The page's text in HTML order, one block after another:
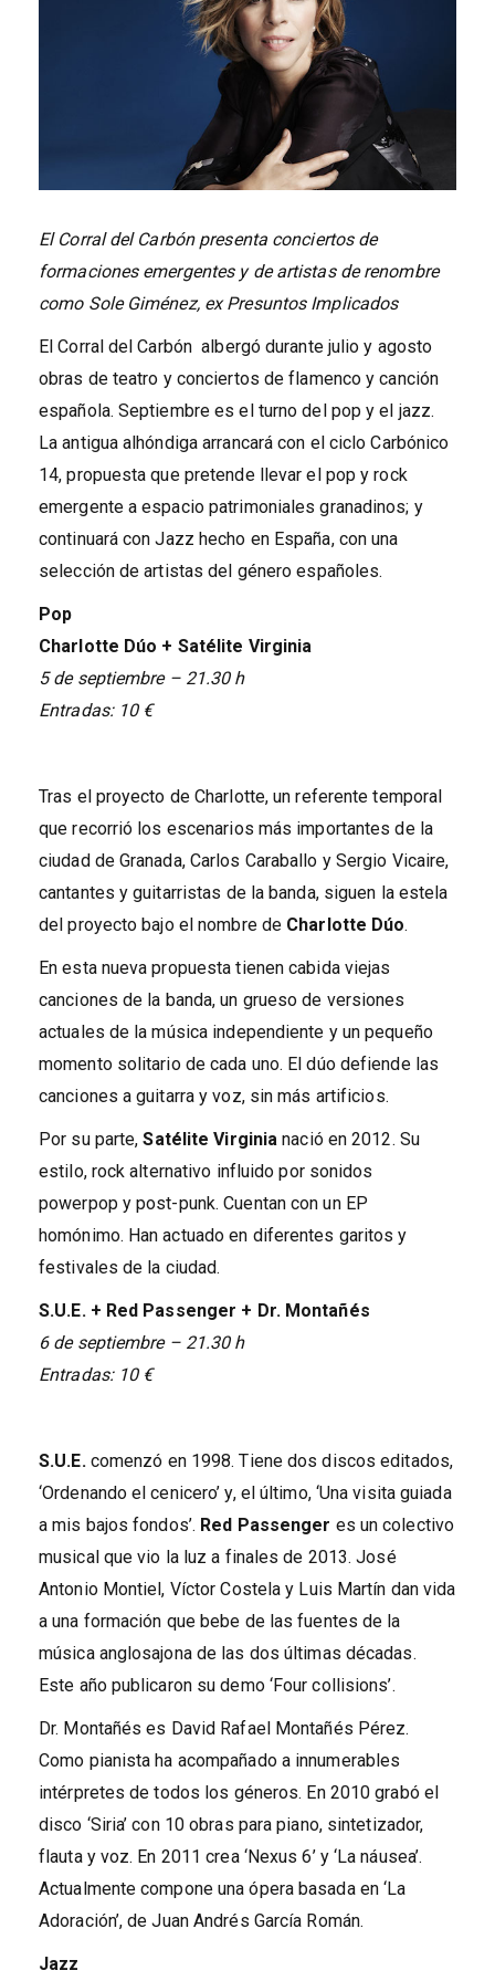
El Corral del Carbón presenta conciertos de
formaciones emergentes y de artistas de renombre
como Sole Giménez, ex Presuntos Implicados
El Corral del Carbón albergó durante julio y agosto
obras de teatro y conciertos de flamenco y canción
española. Septiembre es el turno del pop y el jazz.
La antigua alhóndiga arrancará con el ciclo Carbónico
14, propuesta que pretende llevar el pop y rock
emergente a espacio patrimoniales granadinos; y
continuará con Jazz hecho en España, con una
selección de artistas del género españoles.
Pop
Charlotte Dúo + Satélite Virginia
5 de septiembre – 21.30 h
Entradas: 10 €
Tras el proyecto de Charlotte, un referente temporal
que recorrió los escenarios más importantes de la
ciudad de Granada, Carlos Caraballo y Sergio Vicaire,
cantantes y guitarristas de la banda, siguen la estela
del proyecto bajo el nombre de Charlotte Dúo.
En esta nueva propuesta tienen cabida viejas
canciones de la banda, un grueso de versiones
actuales de la música independiente y un pequeño
momento solitario de cada uno. El dúo defiende las
canciones a guitarra y voz, sin más artificios.
Por su parte,Satélite Virginia nació en 2012. Su
estilo, rock alternativo influido por sonidos
powerpop y post-punk. Cuentan con un EP
homónimo. Han actuado en diferentes garitos y
festivales de la ciudad.
S.U.E. + Red Passenger + Dr. Montañés
6 de septiembre – 21.30 h
Entradas: 10 €
S.U.E.comenzó en 1998. Tiene dos discos editados,
‘Ordenando el cenicero’ y, el último, ‘Una visita guiada
a mis bajos fondos’. Red Passenger es un colectivo
musical que vio la luz a finales de 2013. José
Antonio Montiel, Víctor Costela y Luis Martín dan vida
a una formación que bebe de las fuentes de la
música anglosajona de las dos últimas décadas.
Este año publicaron su demo ‘Four collisions’.
Dr. Montañés es David Rafael Montañés Pérez.
Como pianista ha acompañado a innumerables
intérpretes de todos los géneros. En 2010 grabó el
disco ‘Siria’ con 10 obras para piano, sintetizador,
flauta y voz. En 2011 crea ‘Nexus 6’ y ‘La náusea’.
Actualmente compone una ópera basada en ‘La
Adoración’, de Juan Andrés García Román.
Jazz